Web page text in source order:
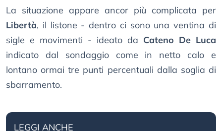
La situazione appare ancor più complicata per
Libertà, il listone - dentro ci sono una ventina di
sigle e movimenti - ideato da Cateno De Luca
indicato dal sondaggio come in netto calo e
lontano ormai tre punti percentuali dalla soglia di
sbarramento.
LEGGI ANCHE